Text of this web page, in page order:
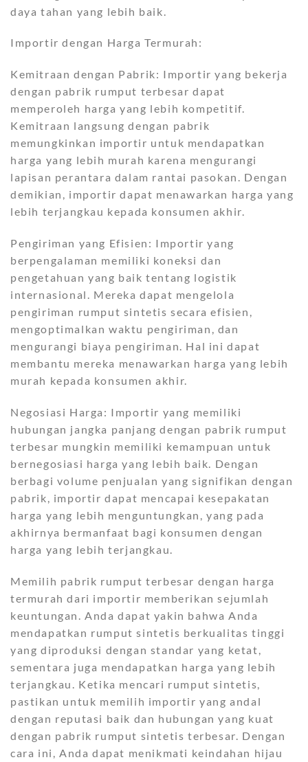
daya tahan yang lebih baik.
Importir dengan Harga Termurah:
Kemitraan dengan Pabrik: Importir yang bekerja
dengan pabrik rumput terbesar dapat
memperoleh harga yang lebih kompetitif.
Kemitraan langsung dengan pabrik
memungkinkan importir untuk mendapatkan
harga yang lebih murah karena mengurangi
lapisan perantara dalam rantai pasokan. Dengan
demikian, importir dapat menawarkan harga yang
lebih terjangkau kepada konsumen akhir.
Pengiriman yang Efisien: Importir yang
berpengalaman memiliki koneksi dan
pengetahuan yang baik tentang logistik
internasional. Mereka dapat mengelola
pengiriman rumput sintetis secara efisien,
mengoptimalkan waktu pengiriman, dan
mengurangi biaya pengiriman. Hal ini dapat
membantu mereka menawarkan harga yang lebih
murah kepada konsumen akhir.
Negosiasi Harga: Importir yang memiliki
hubungan jangka panjang dengan pabrik rumput
terbesar mungkin memiliki kemampuan untuk
bernegosiasi harga yang lebih baik. Dengan
berbagi volume penjualan yang signifikan dengan
pabrik, importir dapat mencapai kesepakatan
harga yang lebih menguntungkan, yang pada
akhirnya bermanfaat bagi konsumen dengan
harga yang lebih terjangkau.
Memilih pabrik rumput terbesar dengan harga
termurah dari importir memberikan sejumlah
keuntungan. Anda dapat yakin bahwa Anda
mendapatkan rumput sintetis berkualitas tinggi
yang diproduksi dengan standar yang ketat,
sementara juga mendapatkan harga yang lebih
terjangkau. Ketika mencari rumput sintetis,
pastikan untuk memilih importir yang andal
dengan reputasi baik dan hubungan yang kuat
dengan pabrik rumput sintetis terbesar. Dengan
cara ini, Anda dapat menikmati keindahan hijau